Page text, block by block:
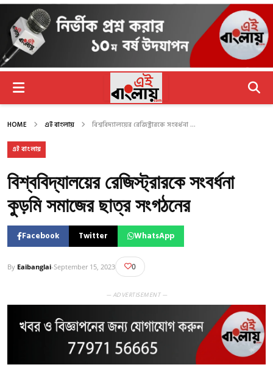
HOME এই বাংলায় বিশ্ববিদ্যালয়ের রেজিস্ট্রারকে সংবর্ধনা ...
এই বাংলায়
বিশ্ববিদ্যালয়ের রেজিস্ট্রারকে সংবর্ধনা
কুড়মি সমাজের ছাত্র সংগঠনের
Facebook Twitter WhatsApp
By Eaibanglai-September 15, 2023 0
— ADVERTISEMENT —